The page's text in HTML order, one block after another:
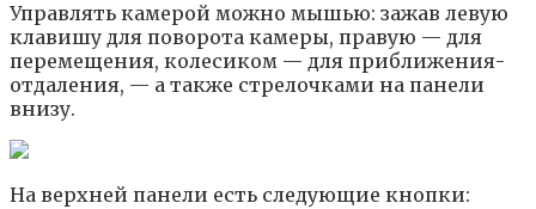
Управлять камерой можно мышью: зажав левую
клавишу для поворота камеры, правую — для
перемещения, колесиком — для приближения-
отдаления, — а также стрелочками на панели
внизу.
На верхней панели есть следующие кнопки: